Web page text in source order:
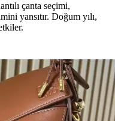
çanta seçimi,
yansıtır. Doğum yılı,